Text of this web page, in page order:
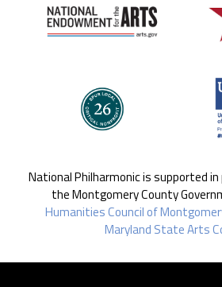
National Philharmonic is supported
the Montgomery County
Humanities Council of
Maryland State Arts